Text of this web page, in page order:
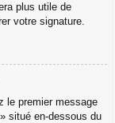
plus utile de
votre signature.
le premier message
situé en-dessous du